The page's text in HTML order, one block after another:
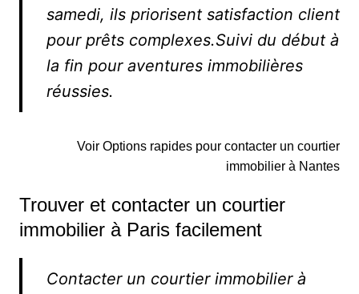
samedi, ils priorisent satisfaction client
pour prêts complexes.Suivi du début à
la fin pour aventures immobilières
réussies.
Voir Options rapides pour contacter un courtier
immobilier à Nantes
Trouver et contacter un courtier
immobilier à Paris facilement
Contacter un courtier immobilier à